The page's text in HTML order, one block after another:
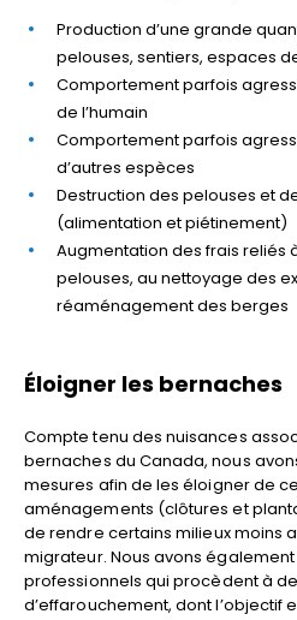
Production d’une grande
pelouses, sentiers, espaces
Comportement parfois
de l’humain
Comportement parfois
d’autres espèces
Destruction des pelouses et
(alimentation et piétinement)
Augmentation des frais reliés
pelouses, au nettoyage des
réaménagement des berges
Éloigner les bernaches
Compte tenu des nuisances
bernaches du Canada, nous
mesures afin de les éloigner de
aménagements (clôtures et
de rendre certains milieux moins
migrateur. Nous avons
professionnels qui procèdent à
d’effarouchement, dont l’objectif